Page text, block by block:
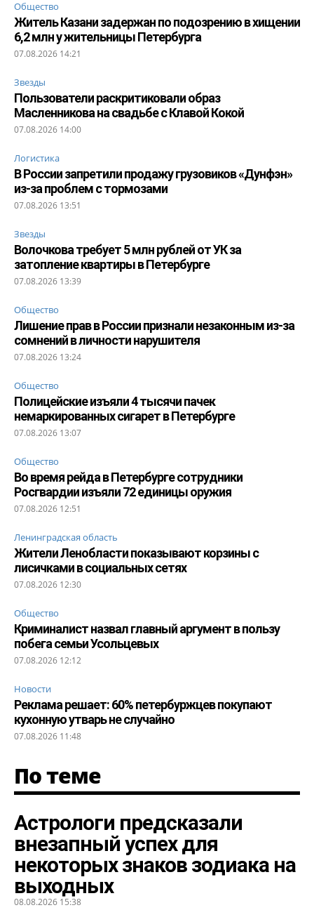
Общество
Житель Казани задержан по подозрению в хищении
6,2 млн у жительницы Петербурга
07.08.2026 14:21
Звезды
Пользователи раскритиковали образ
Масленникова на свадьбе с Клавой Кокой
07.08.2026 14:00
Логистика
В России запретили продажу грузовиков «Дунфэн»
из-за проблем с тормозами
07.08.2026 13:51
Звезды
Волочкова требует 5 млн рублей от УК за
затопление квартиры в Петербурге
07.08.2026 13:39
Общество
Лишение прав в России признали незаконным из-за
сомнений в личности нарушителя
07.08.2026 13:24
Общество
Полицейские изъяли 4 тысячи пачек
немаркированных сигарет в Петербурге
07.08.2026 13:07
Общество
Во время рейда в Петербурге сотрудники
Росгвардии изъяли 72 единицы оружия
07.08.2026 12:51
Ленинградская область
Жители Ленобласти показывают корзины с
лисичками в социальных сетях
07.08.2026 12:30
Общество
Криминалист назвал главный аргумент в пользу
побега семьи Усольцевых
07.08.2026 12:12
Новости
Реклама решает: 60% петербуржцев покупают
кухонную утварь не случайно
07.08.2026 11:48
По теме
Астрологи предсказали
внезапный успех для
некоторых знаков зодиака на
выходных
08.08.2026 15:38